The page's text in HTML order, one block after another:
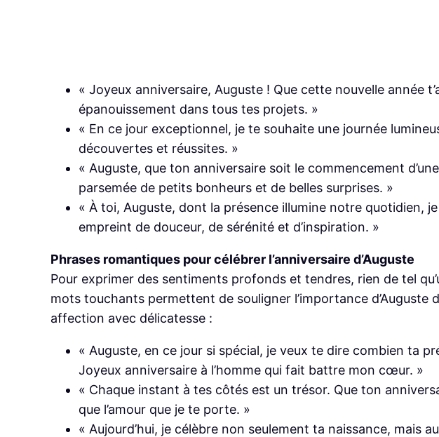
« Joyeux anniversaire, Auguste ! Que cette nouvelle année
épanouissement dans tous tes projets. »
« En ce jour exceptionnel, je te souhaite une journée
découvertes et réussites. »
« Auguste, que ton anniversaire soit le commencement
parsemée de petits bonheurs et de belles surprises. »
« À toi, Auguste, dont la présence illumine notre quotidien,
empreint de douceur, de sérénité et d’inspiration. »
Phrases romantiques pour célébrer l’anniversaire d’Auguste
Pour exprimer des sentiments profonds et tendres, rien de tel
mots touchants permettent de souligner l’importance d’Auguste
affection avec délicatesse :
« Auguste, en ce jour si spécial, je veux te dire combien ta
Joyeux anniversaire à l’homme qui fait battre mon cœur. »
« Chaque instant à tes côtés est un trésor. Que ton
que l’amour que je te porte. »
« Aujourd’hui, je célèbre non seulement ta naissance, mais